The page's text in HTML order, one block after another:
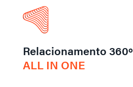
Relacionamento 360º
ALL IN ONE